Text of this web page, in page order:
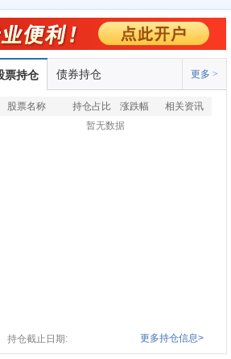
票持仓 债券持仓 更多 >
股票名称 持仓占比 涨跌幅
相关资讯
暂无数据
持仓截止日期: 更多持仓信息>